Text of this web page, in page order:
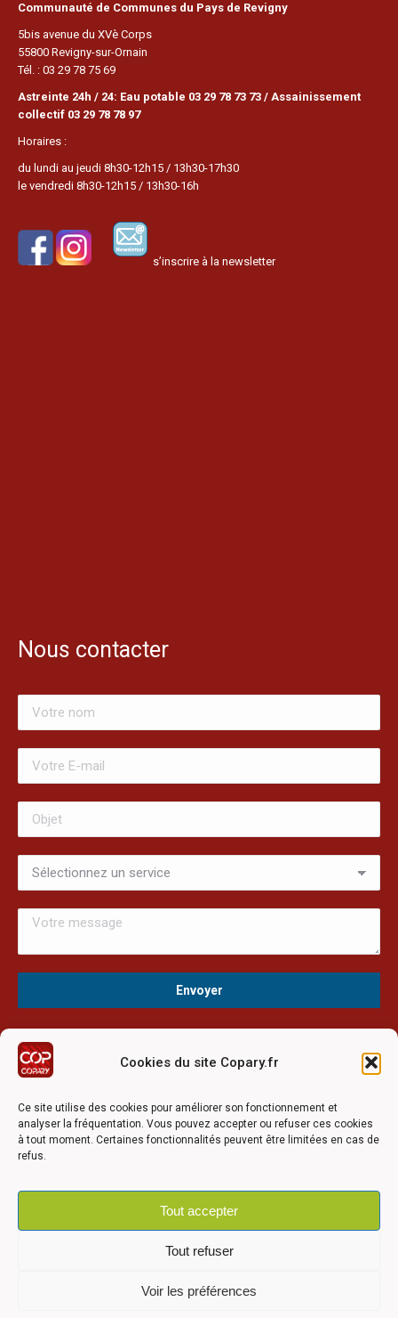
Cookies du site Copary.fr
Ce site utilise des cookies pour améliorer son fonctionnement et
analyser la fréquentation. Vous pouvez accepter ou refuser ces cookies
à tout moment. Certaines fonctionnalités peuvent être limitées en cas de
refus.
Tout accepter
Tout refuser
Voir les préférences
Communauté de Communes du Pays de Revigny
5bis avenue du XVè Corps
55800 Revigny-sur-Ornain
Tél. : 03 29 78 75 69
Astreinte 24h / 24: Eau potable 03 29 78 73 73 / Assainissement
collectif 03 29 78 78 97
Horaires :
du lundi au jeudi 8h30-12h15 / 13h30-17h30
le vendredi 8h30-12h15 / 13h30-16h
s’inscrire à la newsletter
Nous contacter
Ce site a été réalisé avec le soutien financier de l'Union
Pays Barrois